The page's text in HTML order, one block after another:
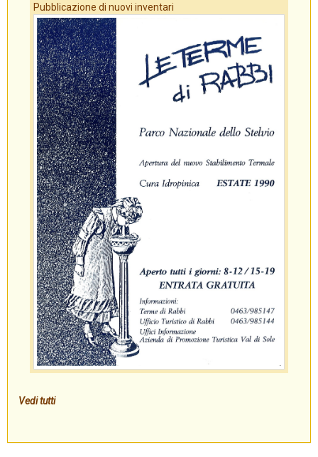
Pubblicazione di nuovi inventari
Vedi tutti